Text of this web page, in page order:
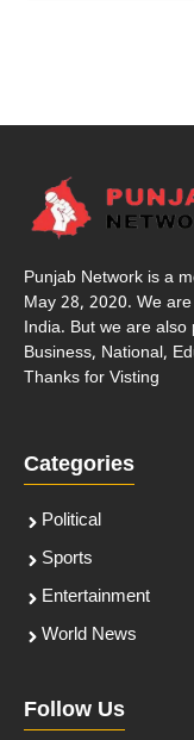
Punjab Network is a
May 28, 2020. We
India. But we are
Business, National,
Thanks for Visting
Categories
Political
Sports
Entertainment
World News
Follow Us